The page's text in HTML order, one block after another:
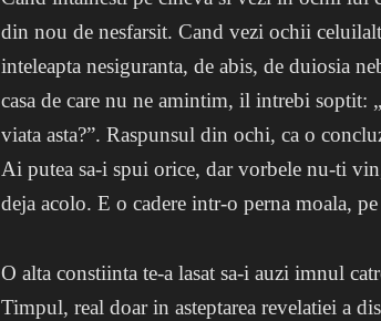
din nou de nesfarsit. Cand vezi ochii
inteleapta nesiguranta, de abis, de duiosia
casa de care nu ne amintim, il intrebi soptit:
viata asta?”. Raspunsul din ochi, ca o
Ai putea sa-i spui orice, dar vorbele nu-ti
deja acolo. E o cadere intr-o perna moala,
O alta constiinta te-a lasat sa-i auzi imnul
Timpul, real doar in asteptarea revelatiei a